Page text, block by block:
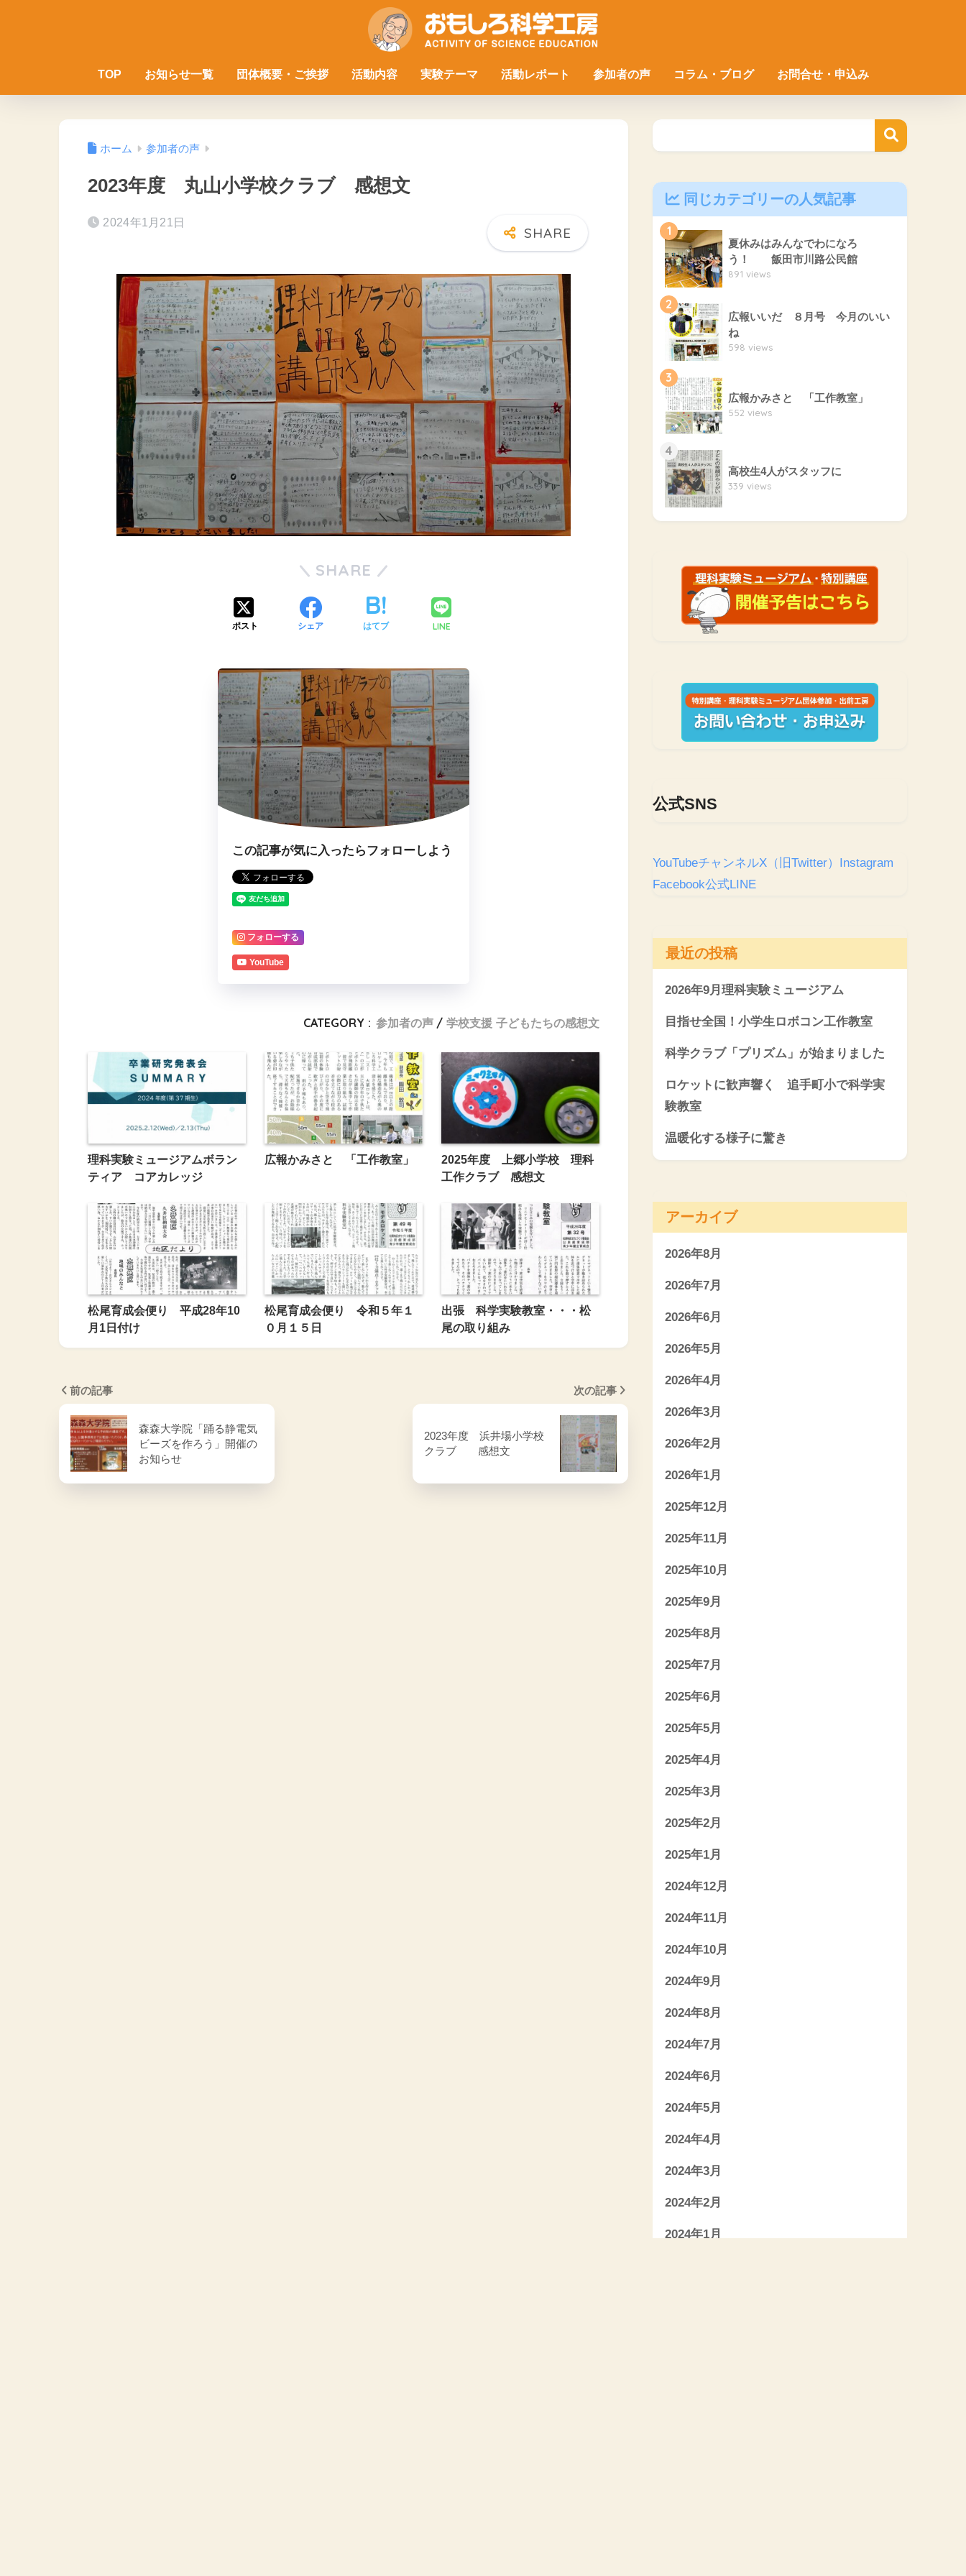
TOP お知らせ一覧 団体概要・ご挨拶 活動内容 実験テーマ 活動レポート 参加者の声 コラム・ブログ お問合せ・申込み
ホーム 参加者の声
2023年度 丸山小学校クラブ 感想文
2024年1月21日
SHARE
ポスト シェア はてブ LINE
この記事が気に入ったらフォローしよう
フォローする
YouTube
CATEGORY : 参加者の声 学校支援 子どもたちの感想文
理科実験ミュージアムボラン
ティア コアカレッジ
広報かみさと 「工作教室」
2025年度 上郷小学校 理科
工作クラブ 感想文
松尾育成会便り 平成28年10
月1日付け
松尾育成会便り 令和５年１
０月１５日
出張 科学実験教室・・・松
尾の取り組み
前の記事
森森大学院「踊る静電気
ビーズを作ろう」開催の
お知らせ
次の記事
2023年度 浜井場小学校
クラブ 感想文
同じカテゴリーの人気記事
1
夏休みはみんなでわになろ
う！ 飯田市川路公民館
891 views
2
広報いいだ ８月号 今月のいい
ね
598 views
3
広報かみさと 「工作教室」
552 views
4
高校生4人がスタッフに
339 views
公式SNS
YouTubeチャンネルX（旧Twitter） Instagram
Facebook公式LINE
最近の投稿
2026年9月理科実験ミュージアム
目指せ全国！小学生ロボコン工作教室
科学クラブ「プリズム」が始まりました
ロケットに歓声響く 追手町小で科学実
験教室
温暖化する様子に驚き
アーカイブ
2026年8月
2026年7月
2026年6月
2026年5月
2026年4月
2026年3月
2026年2月
2026年1月
2025年12月
2025年11月
2025年10月
2025年9月
2025年8月
2025年7月
2025年6月
2025年5月
2025年4月
2025年3月
2025年2月
2025年1月
2024年12月
2024年11月
2024年10月
2024年9月
2024年8月
2024年7月
2024年6月
2024年5月
2024年4月
2024年3月
2024年2月
2024年1月